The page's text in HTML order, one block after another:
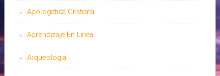
Apologética Cristiana
Aprendizaje En Línea
Arqueología